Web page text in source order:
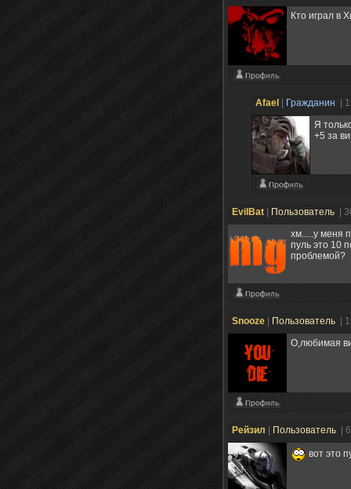
Кто играл в
Afael Гражданин
|
Я
+5 за
EvilBat Пользователь
|
хм.....у меня
пуль это 10
проблемой?
Snooze Пользователь
|
О,любимая
Рейзил Пользователь |
вот это